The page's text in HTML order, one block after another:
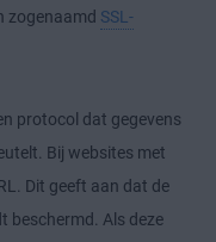
zogenaamd SSL-
protocol dat gegevens
Bij websites met
Dit geeft aan dat de
beschermd. Als deze